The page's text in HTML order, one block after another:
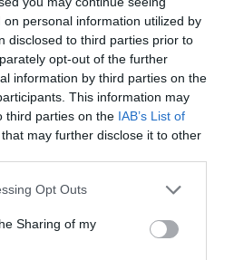
personal information utilized by
disclosed to third parties prior to
opt-out of the further
information by third parties on the
This information may
third parties on the IAB’s List of
that may further disclose it to other
Opt Outs
Sharing of my